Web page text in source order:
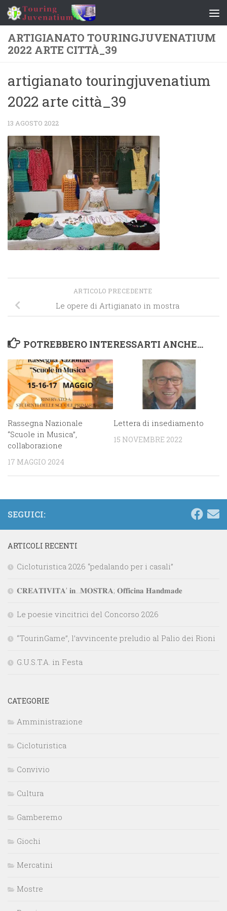
Salta al contenuto
ARTIGIANATO TOURINGJUVENATIUM
2022 ARTE CITTÀ_39
artigianato touringjuvenatium
2022 arte città_39
13 AGOSTO 2022
ARTICOLO PRECEDENTE
Le opere di Artigianato in mostra
POTREBBERO INTERESSARTI ANCHE...
Rassegna Nazionale
“Scuole in Musica”,
collaborazione
17 MAGGIO 2024
Lettera di insediamento
15 NOVEMBRE 2022
SEGUICI:
ARTICOLI RECENTI
Cicloturistica 2026 “pedalando per i casali”
𝐂𝐑𝐄𝐀𝐓𝐈𝐕𝐈𝐓𝐀’ 𝐢𝐧…𝐌𝐎𝐒𝐓𝐑𝐀; 𝐎𝐟𝐟𝐢𝐜𝐢𝐧𝐚 𝐇𝐚𝐧𝐝𝐦𝐚𝐝𝐞
Le poesie vincitrici del Concorso 2026
“TourinGame”, l’avvincente preludio al Palio dei Rioni
G.U.S.T.A. in Festa
CATEGORIE
Amministrazione
Cicloturistica
Convivio
Cultura
Gamberemo
Giochi
Mercatini
Mostre